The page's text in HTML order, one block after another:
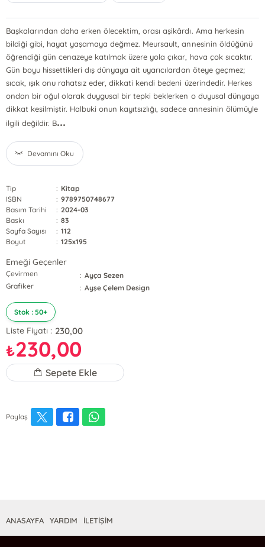
Başkalarından daha erken ölecektim, orası aşikârdı. Ama herkesin
bildiği gibi, hayat yaşamaya değmez. Meursault, annesinin öldüğünü
öğrendiği gün cenazeye katılmak üzere yola çıkar, hava çok sıcaktır.
Gün boyu hissettikleri dış dünyaya ait uyarıcılardan öteye geçmez;
sıcak, ışık onu rahatsız eder, dikkati kendi bedeni üzerindedir. Herkes
ondan bir oğul olarak duygusal bir tepki beklerken o duyusal dünyaya
dikkat kesilmiştir. Halbuki onun kayıtsızlığı, sadece annesinin ölümüyle
ilgili değildir. B...
Devamını Oku
Tip : Kitap
ISBN
: 9789750748677
Basım Tarihi
: 2024-03
Baskı
: 83
Sayfa Sayısı
: 112
Boyut
: 125x195
Emeği Geçenler
Çevirmen : Ayça Sezen
Grafiker
: Ayşe Çelem Design
Stok : 50+
Liste Fiyatı : 230,00
₺230,00
Sepete Ekle
Paylaş
ANASAYFA YARDIM İLETİŞİM